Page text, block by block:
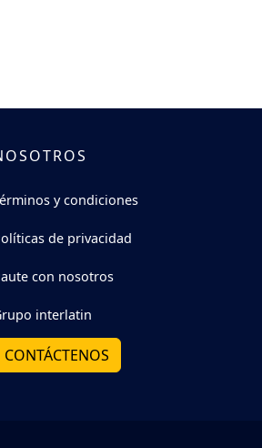
y condiciones
de privacidad
con nosotros
interlatin
CONTÁCTENOS